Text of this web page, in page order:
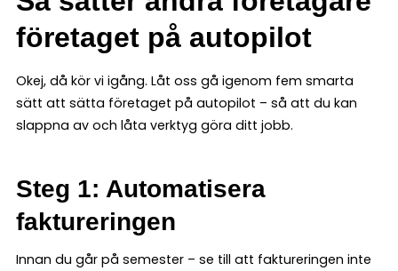
företaget på autopilot
Okej, då kör vi igång. Låt oss gå igenom fem smarta
sätt att sätta företaget på autopilot – så att du kan
slappna av och låta verktyg göra ditt jobb.
Steg 1: Automatisera
faktureringen
Innan du går på semester – se till att faktureringen inte